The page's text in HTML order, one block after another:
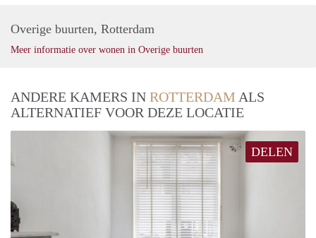
Overige buurten, Rotterdam
Meer informatie over wonen in Overige buurten
ANDERE KAMERS IN ROTTERDAM ALS
ALTERNATIEF VOOR DEZE LOCATIE
DELEN